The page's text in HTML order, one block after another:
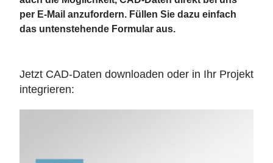
per E-Mail anzufordern. Füllen Sie dazu einfach
das untenstehende Formular aus.
Jetzt CAD-Daten downloaden oder in Ihr Projekt
integrieren: